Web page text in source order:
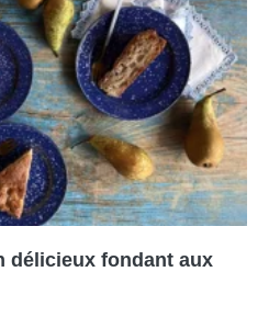
délicieux fondant aux